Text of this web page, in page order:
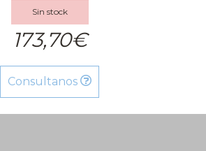
Sin stock
173,70€
Consultanos